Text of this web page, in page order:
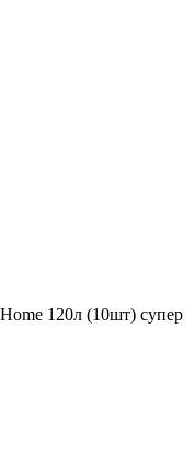
120л (10шт) супер